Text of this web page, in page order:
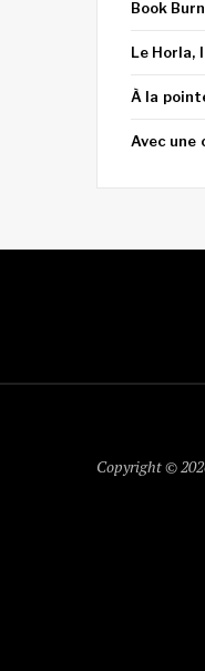
Book
Le Horla,
À la
Avec une
Copyright ©